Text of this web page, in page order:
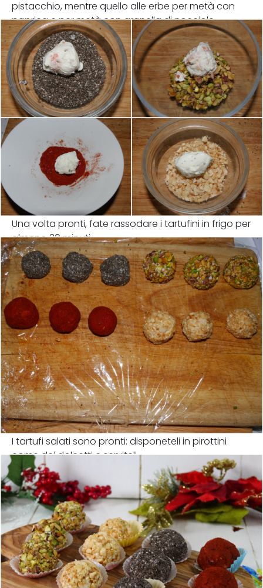
pistacchio, mentre quello alle erbe per metà con
paprica e per metà con granella di nocciole.
Una volta pronti, fate rassodare i tartufini in frigo per
almeno 30 minuti.
I tartufi salati sono pronti: disponeteli in pirottini
come dei dolcetti e serviteli.